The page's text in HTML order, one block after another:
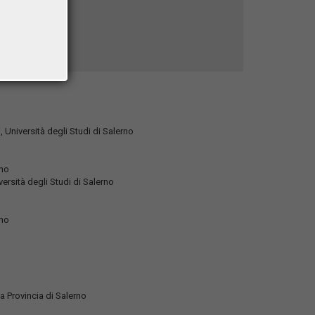
Università degli Studi di Salerno
degli Studi di Salerno
Provincia di Salerno